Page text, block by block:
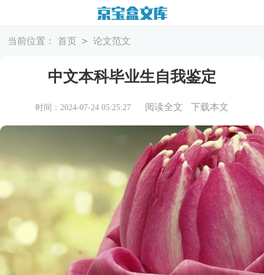
当前位置： 首页 > 论文范文
中文本科毕业生自我鉴定
时间：2024-07-24 05:25:27 阅读全文 下载本文